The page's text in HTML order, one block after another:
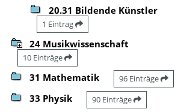
20.31 Bildende Künstler
1 Eintrag
24 Musikwissenschaft
10 Einträge
31 Mathematik 96 Einträge
33 Physik 90 Einträge